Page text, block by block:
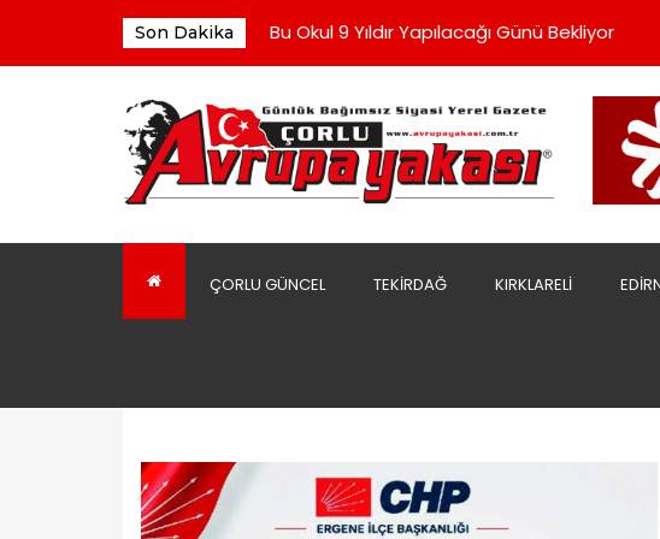
Son Dakika
Bu Okul 9 Yıldır Yapılacağı Günü Bekliyor
Çorluspor 1947 Yönetiminden Sert Açıklama;
Kaldırım Taşları Döşenmeye Başladı
“Sofralarda Bereketi, Gönüllerde
Bu Okul 9 Yıldır Yapılacağı Günü Bekliyor
ÇORLU GÜNCEL TEKIRDAĞ KIRKLARELI